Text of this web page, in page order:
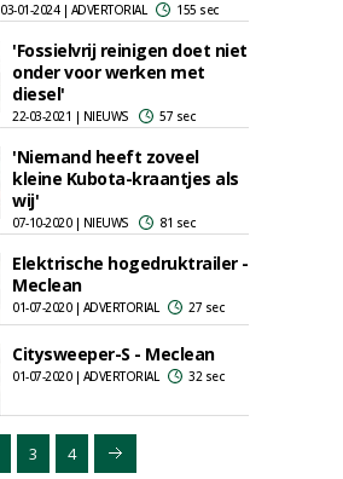
03-01-2024 | ADVERTORIAL 155 sec
'Fossielvrij reinigen doet niet
onder voor werken met
diesel'
22-03-2021 | NIEUWS 57 sec
'Niemand heeft zoveel
kleine Kubota-kraantjes als
wij'
07-10-2020 | NIEUWS 81 sec
Elektrische hogedruktrailer -
Meclean
01-07-2020 | ADVERTORIAL 27 sec
Citysweeper-S - Meclean
01-07-2020 | ADVERTORIAL 32 sec
3 4